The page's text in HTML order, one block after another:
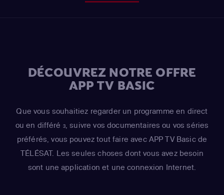
DÉCOUVREZ NOTRE OFFRE
APP TV BASIC
Que vous souhaitiez regarder un programme en direct
ou en différé 3, suivre vos documentaires ou vos séries
préférés, vous pouvez tout faire avec APP TV Basic de
TÉLÉSAT. Les seules choses dont vous avez besoin
sont une application et une connexion Internet.